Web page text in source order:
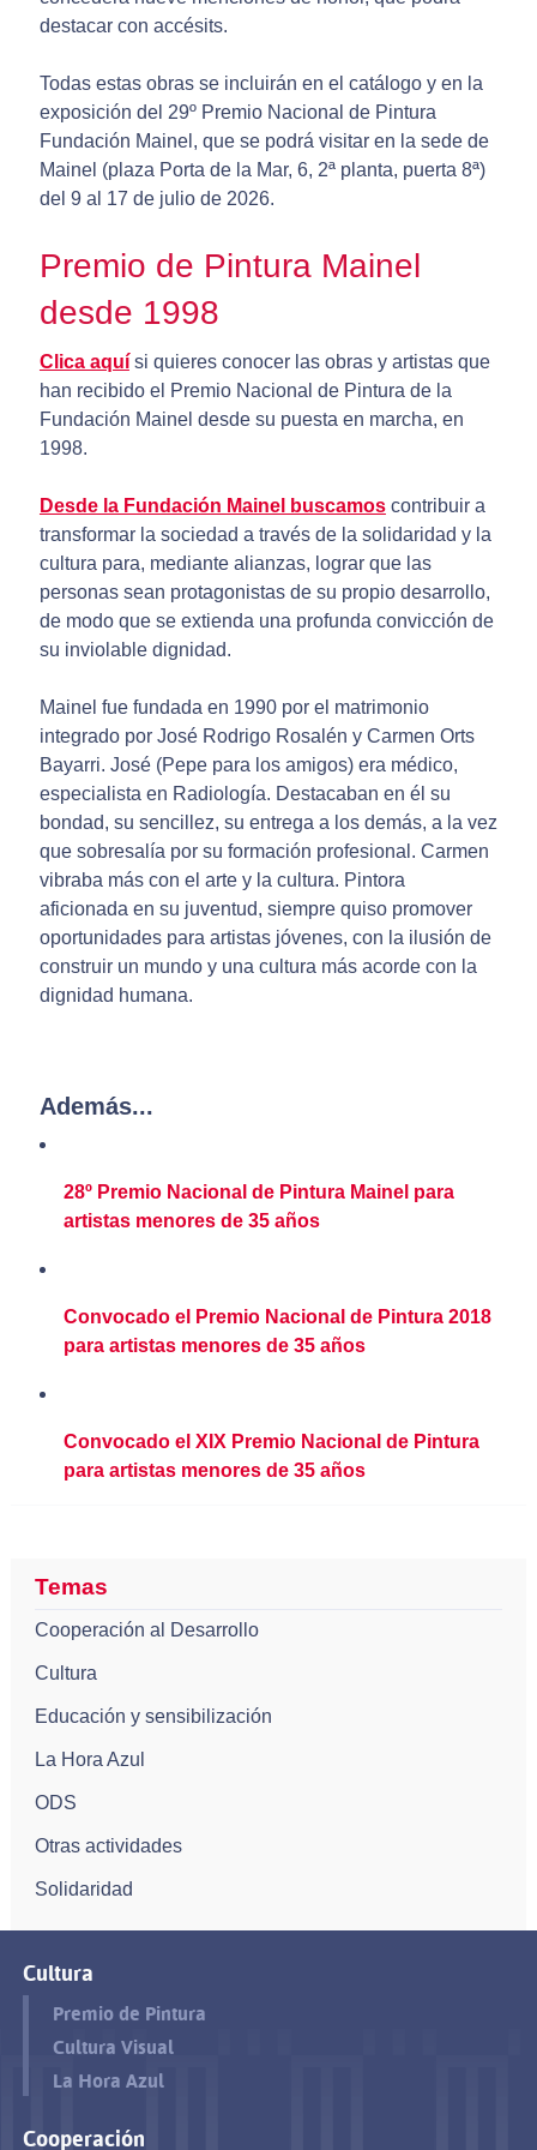
destacar con accésits.
Todas estas obras se incluirán en el catálogo y en la
exposición del 29º Premio Nacional de Pintura
Fundación Mainel, que se podrá visitar en la sede de
Mainel (plaza Porta de la Mar, 6, 2ª planta, puerta 8ª)
del 9 al 17 de julio de 2026.
Premio de Pintura Mainel
desde 1998
Clica aquísi quieres conocer las obras y artistas que
han recibido el Premio Nacional de Pintura de la
Fundación Mainel desde su puesta en marcha, en
1998.
Desde la Fundación Mainel buscamoscontribuir a
transformar la sociedad a través de la solidaridad y la
cultura para, mediante alianzas, lograr que las
personas sean protagonistas de su propio desarrollo,
de modo que se extienda una profunda convicción de
su inviolable dignidad.
Mainel fue fundada en 1990 por el matrimonio
integrado por José Rodrigo Rosalén y Carmen Orts
Bayarri. José (Pepe para los amigos) era médico,
especialista en Radiología. Destacaban en él su
bondad, su sencillez, su entrega a los demás, a la vez
que sobresalía por su formación profesional. Carmen
vibraba más con el arte y la cultura. Pintora
aficionada en su juventud, siempre quiso promover
oportunidades para artistas jóvenes, con la ilusión de
construir un mundo y una cultura más acorde con la
dignidad humana.
Además...
28º Premio Nacional de Pintura Mainel para
artistas menores de 35 años
Convocado el Premio Nacional de Pintura 2018
para artistas menores de 35 años
Convocado el XIX Premio Nacional de Pintura
para artistas menores de 35 años
Temas
Cooperación al Desarrollo
Cultura
Educación y sensibilización
La Hora Azul
ODS
Otras actividades
Solidaridad
Cultura
Premio de Pintura
Cultura Visual
La Hora Azul
Cooperación